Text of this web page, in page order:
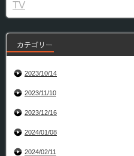
TV
カテゴリー
2023/10/14
2023/11/10
2023/12/16
2024/01/08
2024/02/11